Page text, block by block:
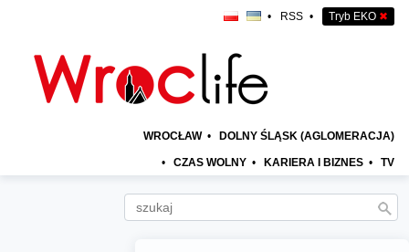
• RSS • Tryb EKO ✖
WROCŁAW • DOLNY ŚLĄSK (AGLOMERACJA)
• CZAS WOLNY • KARIERA I BIZNES • TV